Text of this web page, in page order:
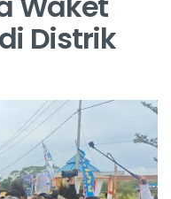
Distrik